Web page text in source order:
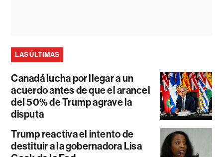
LAS ÚLTIMAS
Canadá lucha por llegar a un
acuerdo antes de que el arancel
del 50% de Trump agrave la
disputa
Trump reactiva el intento de
destituir a la gobernadora Lisa